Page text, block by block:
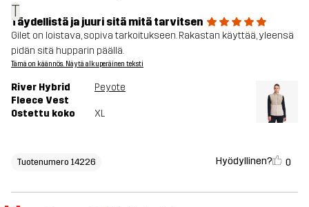
T
Täydellistä ja juuri sitä mitä tarvitsen
Gilet on loistava, sopiva tarkoitukseen. Rakastan käyttää, yleensä
pidän sitä hupparin päällä.
Tämä on käännös. Näytä alkuperäinen teksti
River Hybrid
Fleece Vest
Peyote
Ostettu koko XL
Tuotenumero 14226 Hyödyllinen? 0